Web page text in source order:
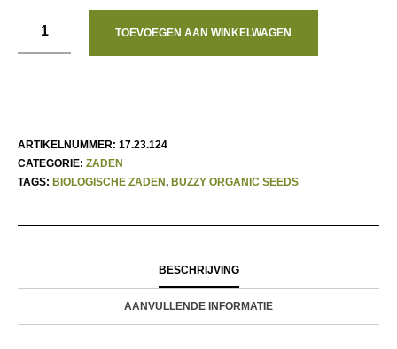
€ 56,90.€ 47,41.
TOEVOEGEN AAN WINKELWAGEN
ARTIKELNUMMER: 17.23.124
CATEGORIE: ZADEN
TAGS: BIOLOGISCHE ZADEN, BUZZY ORGANIC SEEDS
BESCHRIJVING
AANVULLENDE INFORMATIE